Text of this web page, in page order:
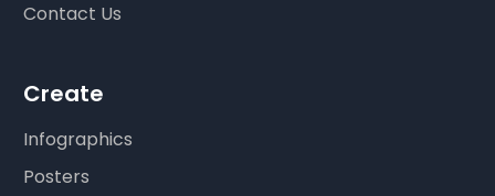
Contact Us
Create
Infographics
Posters